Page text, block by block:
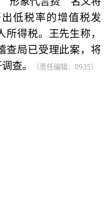
低税率的增值税发
得税。王先生称，
查局已受理此案，将
查。
（责任编辑：0935）